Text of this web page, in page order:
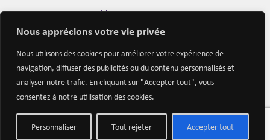
Nous apprécions votre vie privée
Nous utilisons des cookies pour améliorer votre expérience de
navigation, diffuser des publicités ou du contenu personnalisés et
analyser notre trafic. En cliquant sur "Accepter tout", vous
consentez à notre utilisation des cookies.
Personnaliser Tout rejeter Accepter tout
Ouverture au public
du lundi au vendredi de 9h00 à 12h00
et de 14h00 à 16h30
(fermeture à 16h00 le vendredi)
Mentions légales Nous contacter Actualités